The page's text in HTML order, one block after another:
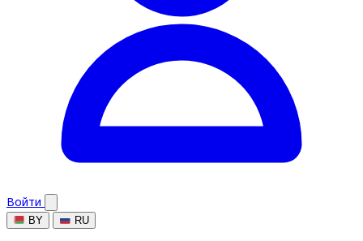
Войти
BY RU